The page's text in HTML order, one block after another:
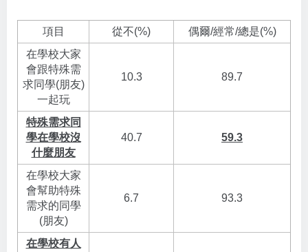
項目 從不(%)
偶爾/經常/總是(%)
在學校大家
會跟特殊需
求同學(朋友)
一起玩
10.3 89.7
特殊需求同
學在學校沒
什麼朋友
40.7 59.3
在學校大家
會幫助特殊
需求的同學
(朋友)
6.7 93.3
在學校有人